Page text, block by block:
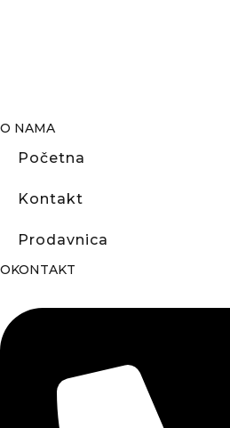
O NAMA
Početna
Kontakt
Prodavnica
OKONTAKT